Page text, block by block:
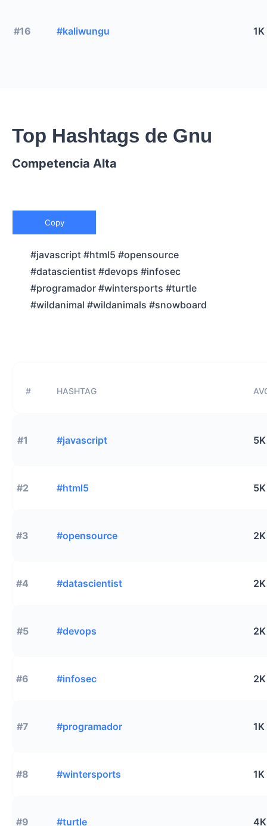
#16 #kaliwungu 1K
Top Hashtags de Gnu
Competencia Alta
Copy
#javascript #html5 #opensource
#datascientist #devops #infosec
#programador #wintersports #turtle
#wildanimal #wildanimals #snowboard
# HASHTAG
#1 #javascript 5K
#2 #html5 5K
#3 #opensource 2K
#4 #datascientist 2K
#5 #devops 2K
#6 #infosec 2K
#7 #programador 1K
#8 #wintersports 1K
#9 #turtle 4K